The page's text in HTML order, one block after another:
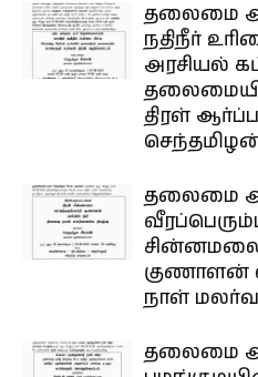
தலைமை
நதிநீர்
அரசியல்
திரள்
தலைமை
சின்னமலை
குணாளன்
நாள்
தலைமை